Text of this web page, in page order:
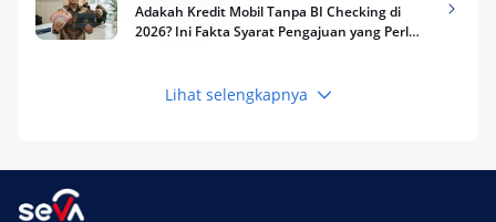
Adakah Kredit Mobil Tanpa BI Checking di
2026? Ini Fakta Syarat Pengajuan yang Perlu
Keuangan
Terpercaya
Lihat selengkapnya